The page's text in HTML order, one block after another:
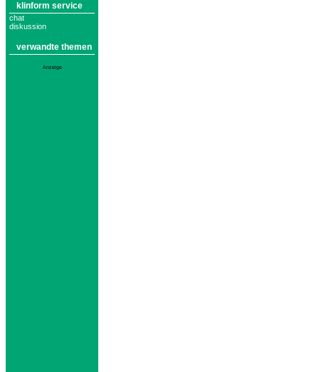
klinform service
chat
diskussion
verwandte themen
Anzeige